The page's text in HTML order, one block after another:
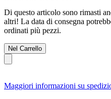
Di questo articolo sono rimasti
altri! La data di consegna
ordinati più pezzi.
Nel Carrello
Maggiori informazioni su